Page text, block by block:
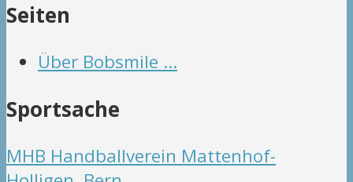
Seiten
Über Bobsmile …
Sportsache
MHB Handballverein Mattenhof-